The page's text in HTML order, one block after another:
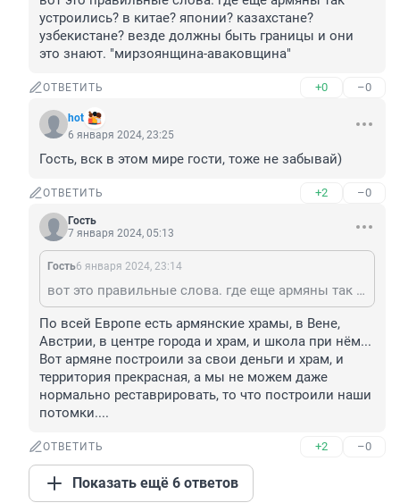
устроились? в китае? японии? казахстане?
узбекистане? везде должны быть границы и они
это знают. "мирзоянщина-аваковщина"
ОТВЕТИТЬ +0 –0
hot
6 января 2024, 23:25
Гость, вск в этом мире гости, тоже не забывай)
ОТВЕТИТЬ +2 –0
Гость
7 января 2024, 05:13
Гость6 января 2024, 23:14
вот это правильные слова. где еще армяны так устроились? в китае? японии? казахстане? узбекистане? везде должны быть границы и они это знают. "мирзоянщина-аваковщина"
По всей Европе есть армянские храмы, в Вене,
Австрии, в центре города и храм, и школа при нём...
Вот армяне построили за свои деньги и храм, и
территория прекрасная, а мы не можем даже
нормально реставрировать, то что построили наши
потомки....
ОТВЕТИТЬ +2 –0
Показать ещё 6 ответов